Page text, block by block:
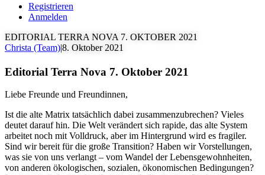
Registrieren
Anmelden
EDITORIAL TERRA NOVA 7. OKTOBER 2021
Christa (Team)|8. Oktober 2021
Editorial Terra Nova 7. Oktober 2021
Liebe Freunde und Freundinnen,
Ist die alte Matrix tatsächlich dabei zusammenzubrechen? Vieles
deutet darauf hin. Die Welt verändert sich rapide, das alte System
arbeitet noch mit Volldruck, aber im Hintergrund wird es fragiler.
Sind wir bereit für die große Transition? Haben wir Vorstellungen,
was sie von uns verlangt – vom Wandel der Lebensgewohnheiten,
von anderen ökologischen, sozialen, ökonomischen Bedingungen?